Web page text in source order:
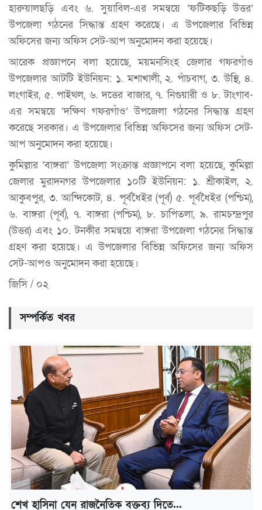
হারুয়ালছড়ি এবং ৬. সুয়াবিল-এর সমন্বয়ে ‘ফটিকছড়ি উত্তর’
উপজেলা গঠনের সিদ্ধান্ত গ্রহণ করেছে। এ উপজেলার বিভিন্ন
অফিসের জন্য অফিস সেট-আপ অনুমোদন করা হয়েছে।
আরেক প্রজ্ঞাপনে বলা হয়েছে, ময়মনসিংহ জেলার গফরগাঁও
উপজেলার আটটি ইউনিয়ন: ১. মশাখালী, ২. পাঁচবাগ, ৩. উস্থি, ৪.
লংগাইর, ৫. পাইথল, ৬. দত্তের বাজার, ৭. নিগুয়ারী ও ৮. টাংগাব-
এর সমন্বয়ে ‘দক্ষিণ গফরগাঁও’ উপজেলা গঠনের সিদ্ধান্ত গ্রহণ
করেছে সরকার। এ উপজেলার বিভিন্ন অফিসের জন্য অফিস সেট-
আপ অনুমোদন করা হয়েছে।
কুমিল্লার ‘বাঙ্গরা’ উপজেলা সংক্রান্ত প্রজ্ঞাপনে বলা হয়েছে, কুমিল্লা
জেলার মুরাদনগর উপজেলার ১০টি ইউনিয়ন: ১. শ্রীকাইল, ২.
আকুবপুর, ৩. আন্দিকোট, ৪. পূর্বধৈইর (পূর্ব) ৫. পূর্বধৈইর (পশ্চিম),
৬. বাঙ্গরা (পূর্ব), ৭. বাঙ্গরা (পশ্চিম), ৮. চাপিতলা, ৯. রামচন্দ্রপুর
(উত্তর) এবং ১০. টনকীর সমন্বয়ে বাঙ্গরা উপজেলা গঠনের সিদ্ধান্ত
গ্রহণ করা হয়েছে। এ উপজেলার বিভিন্ন অফিসের জন্য অফিস
সেট-আপও অনুমোদন করা হয়েছে।
জিসি / ০২
সম্পর্কিত খবর
শেখ হাসিনা যেন রাজনৈতিক বক্তব্য দিতে...